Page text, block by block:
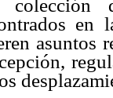
colección
en
asuntos